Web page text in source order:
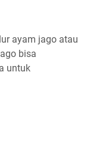
ayam jago atau
bisa
untuk